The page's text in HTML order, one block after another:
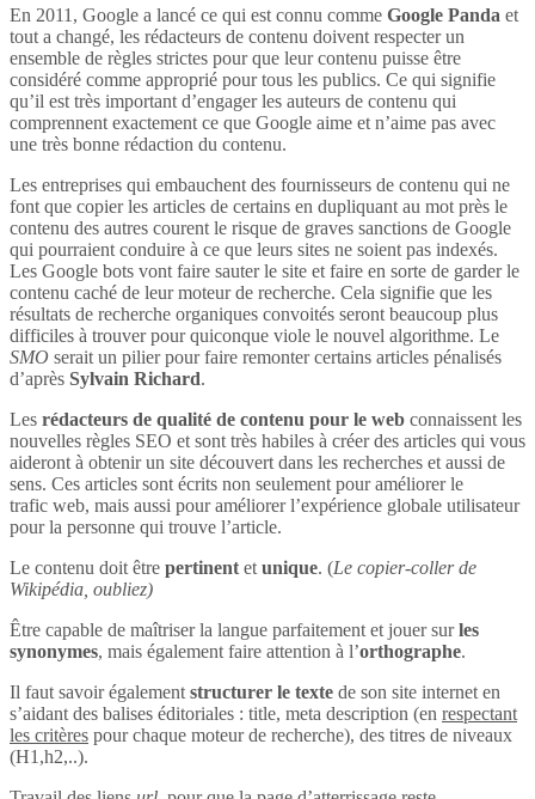
En 2011, Google a lancé ce qui est connu comme Google Panda et
tout a changé, les rédacteurs de contenu doivent respecter un
ensemble de règles strictes pour que leur contenu puisse être
considéré comme approprié pour tous les publics. Ce qui signifie
qu’il est très important d’engager les auteurs de contenu qui
comprennent exactement ce que Google aime et n’aime pas avec
une très bonne rédaction du contenu.
Les entreprises qui embauchent des fournisseurs de contenu qui ne
font que copier les articles de certains en dupliquant au mot près le
contenu des autres courent le risque de graves sanctions de Google
qui pourraient conduire à ce que leurs sites ne soient pas indexés.
Les Google bots vont faire sauter le site et faire en sorte de garder le
contenu caché de leur moteur de recherche. Cela signifie que les
résultats de recherche organiques convoités seront beaucoup plus
difficiles à trouver pour quiconque viole le nouvel algorithme. Le
SMO serait un pilier pour faire remonter certains articles pénalisés
d’après Sylvain Richard.
Les rédacteurs de qualité de contenu pour le web connaissent les
nouvelles règles SEO et sont très habiles à créer des articles qui vous
aideront à obtenir un site découvert dans les recherches et aussi de
sens. Ces articles sont écrits non seulement pour améliorer le
trafic web, mais aussi pour améliorer l’expérience globale utilisateur
pour la personne qui trouve l’article.
Le contenu doit être pertinent et unique. (Le copier-coller de
Wikipédia, oubliez)
Être capable de maîtriser la langue parfaitement et jouer surles
synonymes, mais également faire attention à l’orthographe.
Il faut savoir également structurer le texte de son site internet en
s’aidant des balises éditoriales : title, meta description (en respectant
les critères pour chaque moteur de recherche), des titres de niveaux
(H1,h2,..).